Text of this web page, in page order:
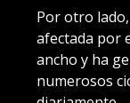
Por otro
afectada por
ancho y ha
numerosos